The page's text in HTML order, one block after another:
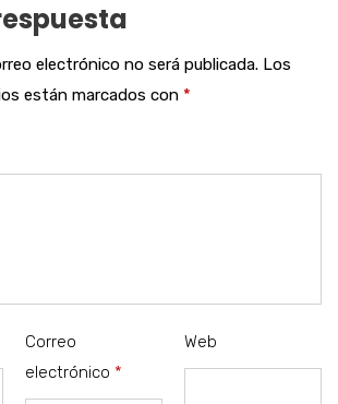
electrónico no será publicada. Los
están marcados con *
Correo
electrónico *
Web